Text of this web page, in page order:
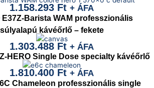
1.158.293 Ft + ÁFA
E37Z-Barista WAM professzionális
súlyalapú kávéőrlő – fekete
1.303.488 Ft + ÁFA
HERO Single Dose specialty kávéőrlő
1.810.400 Ft + ÁFA
Chameleon professzionális single